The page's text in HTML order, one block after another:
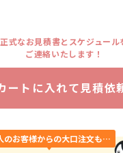
正式なお見積書とスケジュール
ご連絡いたします！
ートに入れて見積依
のお客様からの大口注文も…